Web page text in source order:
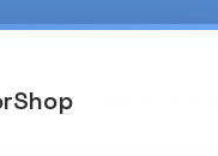
Kostenlose Lieferung
Home E-Zigaretten &